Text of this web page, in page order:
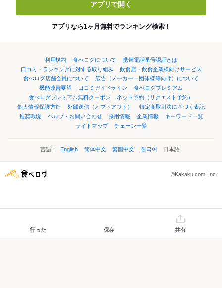
アプリで開く
アプリなら1ヶ月無料でランキング検索！
利用規約 食べログについて
携帯電話番号認証とは
口コミ・ランキングに対する取り組み
飲食店・飲食企業様向けサービス
食べログ店舗会員について
広告（メーカー・団体様等向け）について
機能改善要望
口コミガイドライン
食べログプレミアム
食べログプレミアム無料クーポン
ネット予約（リクエスト予約）
個人情報保護方針
外部送信（オプトアウト）
特定商取引法に基づく表記
推奨環境
ヘルプ・お問い合わせ 採用情報 企業情報
キーワード一覧
サイトマップ
チェーン一覧
言語： English 简体中文 繁體中文 한국어 日本語
©Kakaku.com, Inc.
行った 保存 共有